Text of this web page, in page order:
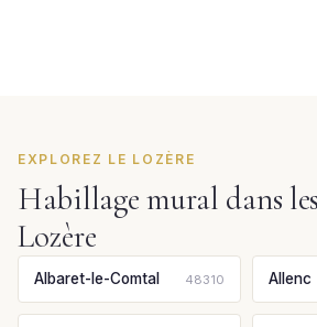
EXPLOREZ LE LOZÈRE
Habillage mural dans
Lozère
Albaret-le-Comtal 48310 Allenc